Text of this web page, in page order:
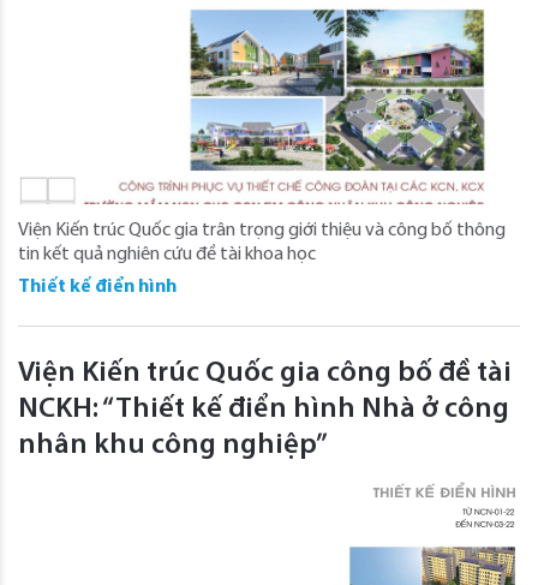
Viện Kiến trúc Quốc gia trân trọng giới thiệu và công bố thông
tin kết quả nghiên cứu đề tài khoa học
Thiết kế điển hình
Viện Kiến trúc Quốc gia công bố đề tài
NCKH: “Thiết kế điển hình Nhà ở công
nhân khu công nghiệp”